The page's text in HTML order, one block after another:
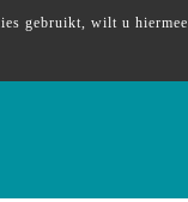
gebruikt, wilt u hiermee